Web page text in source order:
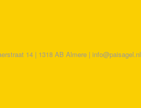
14 | 1318 AB Almere | info@paisagel.nl